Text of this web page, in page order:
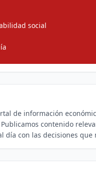
social
de información
contenido
día con las decisiones que